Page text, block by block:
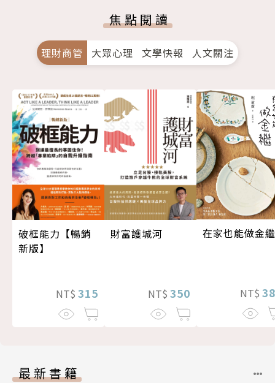
焦點閱讀
理財商管 大眾心理 文學快報 人文關注
破框能力【暢銷
新版】
NT$ 315
財富護城河
NT$ 350
在家也能做金繼
NT$
最新書籍